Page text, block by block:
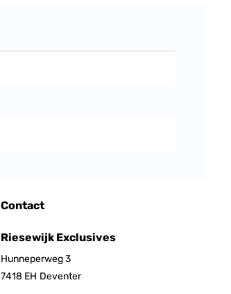
Contact
Riesewijk Exclusives
Hunneperweg 3
7418 EH Deventer